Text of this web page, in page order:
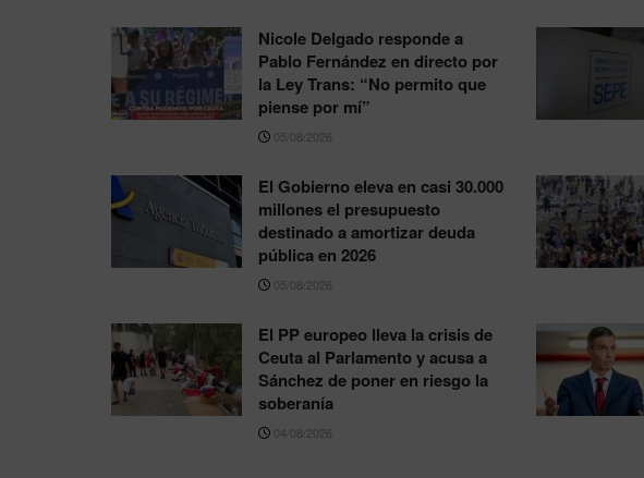
Nicole Delgado responde a
Pablo Fernández en directo por
la Ley Trans: “No permito que
piense por mí”
05/08/2026
El Gobierno eleva en casi 30.000
millones el presupuesto
destinado a amortizar deuda
pública en 2026
05/08/2026
El PP europeo lleva la crisis de
Ceuta al Parlamento y acusa a
Sánchez de poner en riesgo la
soberanía
04/08/2026